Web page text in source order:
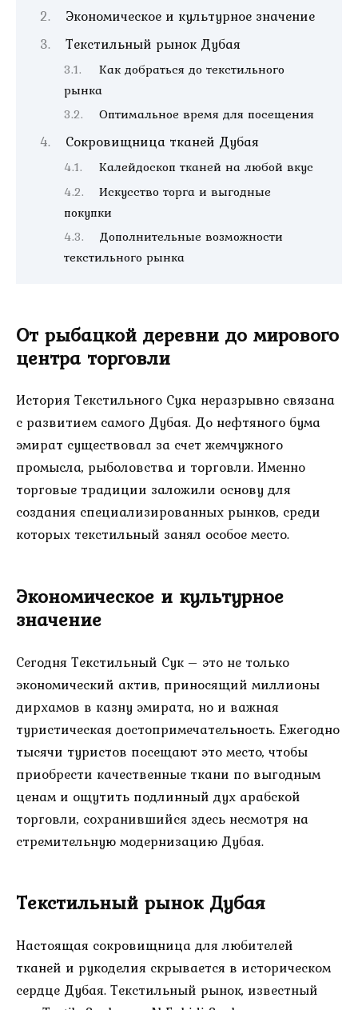
Экономическое и культурное значение
Текстильный рынок Дубая
Как добраться до текстильного
рынка
Оптимальное время для посещения
Сокровищница тканей Дубая
Калейдоскоп тканей на любой вкус
Искусство торга и выгодные
покупки
Дополнительные возможности
текстильного рынка
От рыбацкой деревни до мирового
центра торговли
История Текстильного Сука неразрывно связана
с развитием самого Дубая. До нефтяного бума
эмират существовал за счет жемчужного
промысла, рыболовства и торговли. Именно
торговые традиции заложили основу для
создания специализированных рынков, среди
которых текстильный занял особое место.
Экономическое и культурное
значение
Сегодня Текстильный Сук – это не только
экономический актив, приносящий миллионы
дирхамов в казну эмирата, но и важная
туристическая достопримечательность. Ежегодно
тысячи туристов посещают это место, чтобы
приобрести качественные ткани по выгодным
ценам и ощутить подлинный дух арабской
торговли, сохранившийся здесь несмотря на
стремительную модернизацию Дубая.
Текстильный рынок Дубая
Настоящая сокровищница для любителей
тканей и рукоделия скрывается в историческом
сердце Дубая. Текстильный рынок, известный